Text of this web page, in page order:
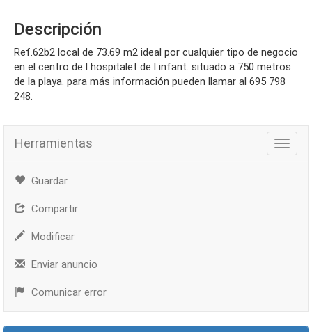
Descripción
ref.62b2 local de 73.69 m2 ideal por cualquier tipo de negocio
en el centro de l hospitalet de l infant. situado a 750 metros
de la playa. para más información pueden llamar al 695 798
248.
Herramientas
Guardar
Compartir
Modificar
Enviar anuncio
Comunicar error